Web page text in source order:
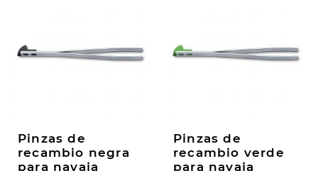
Pinzas de
recambio negra
para navaja
Pinzas de
recambio verde
para navaja